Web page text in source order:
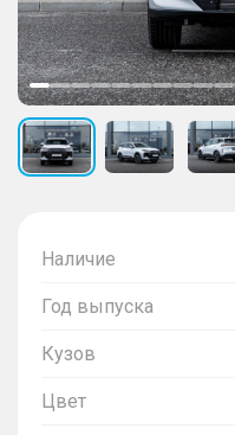
Наличие
Год выпуска
Кузов
Цвет